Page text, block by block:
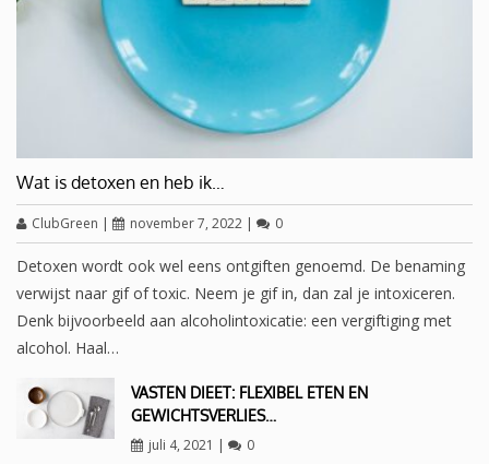
Wat is detoxen en heb ik…
ClubGreen | november 7, 2022 | 0
Detoxen wordt ook wel eens ontgiften genoemd. De benaming
verwijst naar gif of toxic. Neem je gif in, dan zal je intoxiceren.
Denk bijvoorbeeld aan alcoholintoxicatie: een vergiftiging met
alcohol. Haal…
VASTEN DIEET: FLEXIBEL ETEN EN
GEWICHTSVERLIES…
juli 4, 2021 | 0